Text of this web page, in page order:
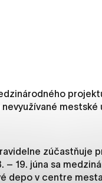
zúčastňuje
– 19. júna sa
depo v centre
ukladať
a pomáhajú urobiť